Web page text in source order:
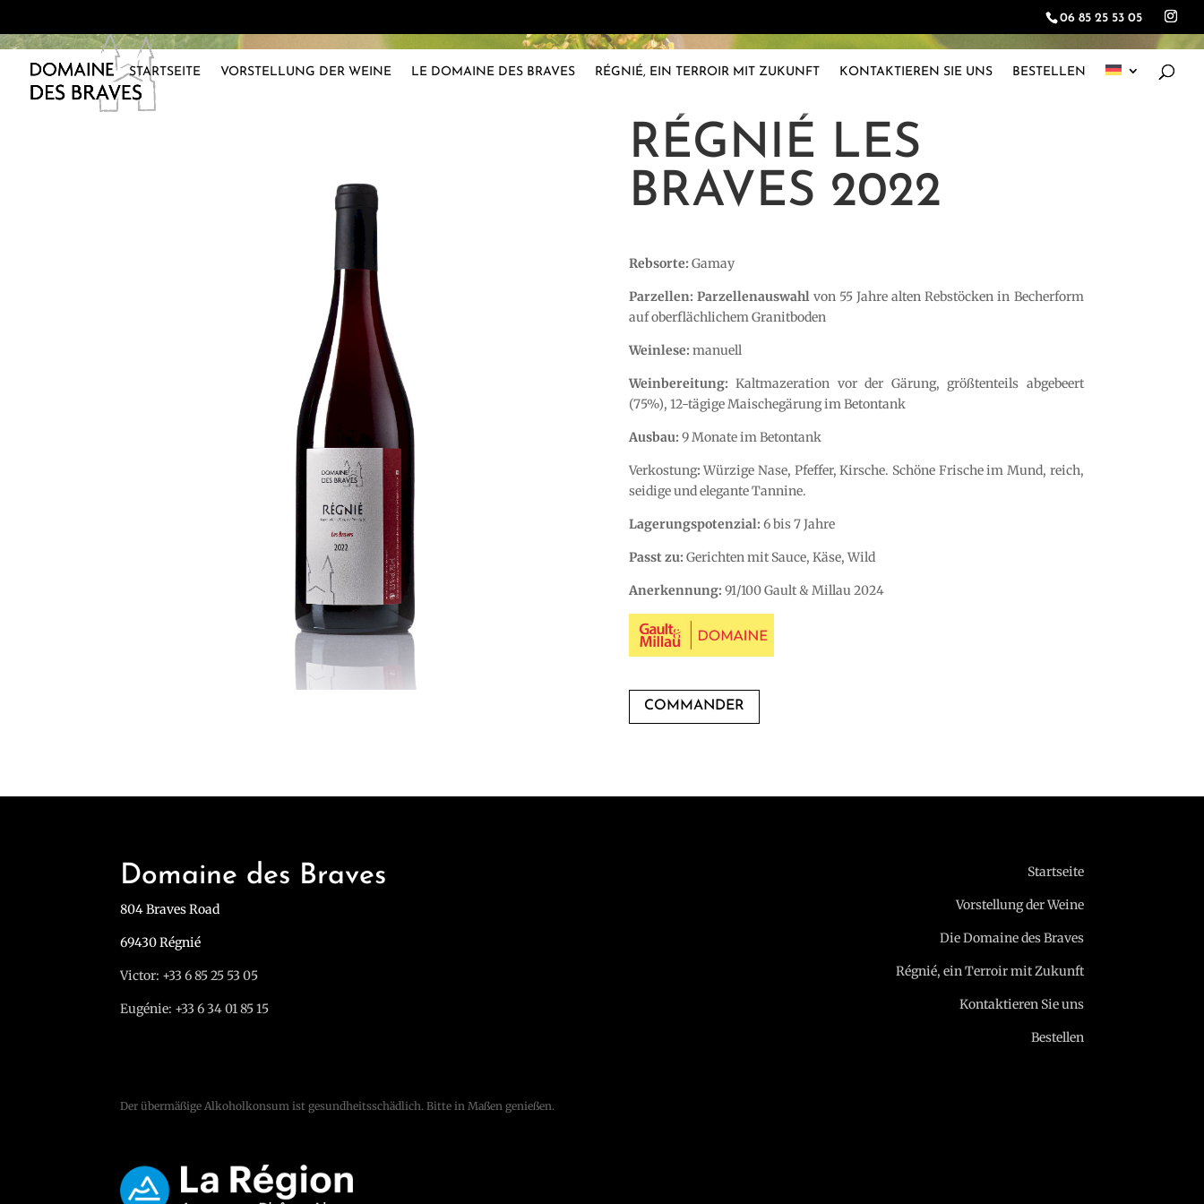
06 85 25 53 05
STARTSEITE VORSTELLUNG DER WEINE LE DOMAINE DES BRAVES RÉGNIÉ, EIN TERROIR MIT ZUKUNFT KONTAKTIEREN SIE UNS BESTELLEN
RÉGNIÉ LES
BRAVES 2022
Rebsorte: Gamay
Parzellen: Parzellenauswahlvon 55 Jahre alten Rebstöcken in Becherform
auf oberflächlichem Granitboden
Weinlese: manuell
Weinbereitung: Kaltmazeration vor der Gärung, größtenteils abgebeert
(75%), 12-tägige Maischegärung im Betontank
Ausbau: 9 Monate im Betontank
Verkostung: Würzige Nase, Pfeffer, Kirsche. Schöne Frische im Mund, reich,
seidige und elegante Tannine.
Lagerungspotenzial: 6 bis 7 Jahre
Passt zu: Gerichten mit Sauce, Käse, Wild
Anerkennung: 91/100 Gault & Millau 2024
COMMANDER
Domaine des Braves
804 Braves Road
69430 Régnié
Victor: +33 6 85 25 53 05
Eugénie: +33 6 34 01 85 15
Startseite
Vorstellung der Weine
Die Domaine des Braves
Régnié, ein Terroir mit Zukunft
Kontaktieren Sie uns
Bestellen
Der übermäßige Alkoholkonsum ist gesundheitsschädlich. Bitte in Maßen genießen.